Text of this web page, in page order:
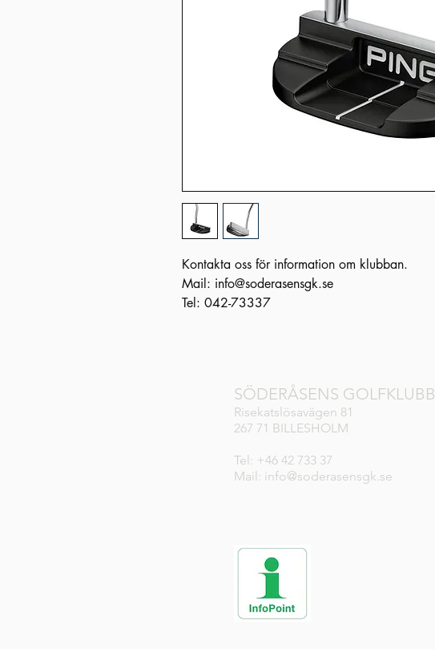
Kontakta oss för information om klubban.
Mail: info@soderasensgk.se
Tel: 042-73337
SÖDERÅSENS GOLFKLUBB
Risekatslösavägen 81
267 71 BILLESHOLM
Tel: +46 42 733 37
Mail: info@soderasensgk.se